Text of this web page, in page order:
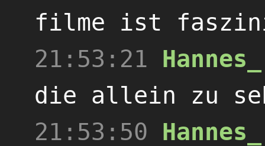
filme ist
21:53:21
Hannes_
die allein zu
21:53:50
Hannes_